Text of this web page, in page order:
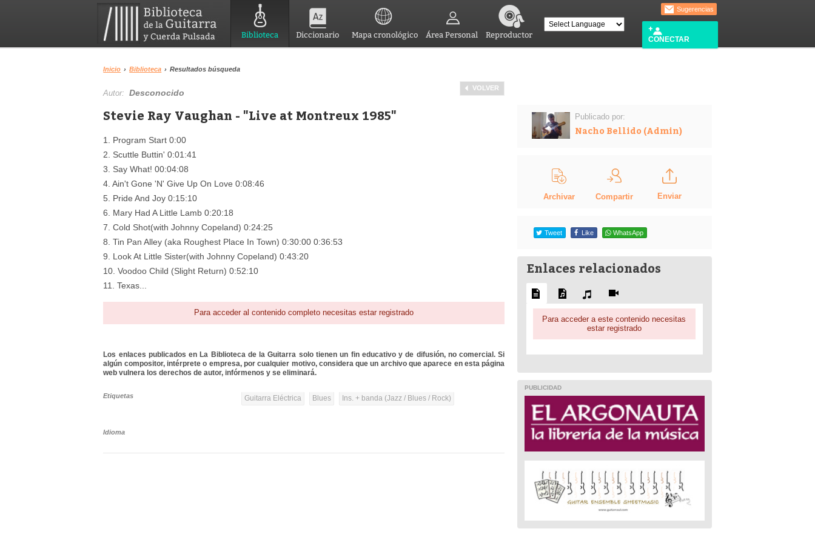
Biblioteca Diccionario Mapa cronológico Área Personal Reproductor
Sugerencias
CONECTAR
Inicio › Biblioteca › Resultados búsqueda
VOLVER
Autor:Desconocido
Stevie Ray Vaughan - "Live at Montreux 1985"
1. Program Start 0:00
2. Scuttle Buttin' 0:01:41
3. Say What! 00:04:08
4. Ain't Gone 'N' Give Up On Love 0:08:46
5. Pride And Joy 0:15:10
6. Mary Had A Little Lamb 0:20:18
7. Cold Shot(with Johnny Copeland) 0:24:25
8. Tin Pan Alley (aka Roughest Place In Town) 0:30:00 0:36:53
9. Look At Little Sister(with Johnny Copeland) 0:43:20
10. Voodoo Child (Slight Return) 0:52:10
11. Texas...
Para acceder al contenido completo necesitas estar registrado
Los enlaces publicados en La Biblioteca de la Guitarra solo tienen un fin educativo y de difusión, no comercial. Si
algún compositor, intérprete o empresa, por cualquier motivo, considera que un archivo que aparece en esta página
web vulnera los derechos de autor, infórmenos y se eliminará.
Etiquetas Guitarra Eléctrica Blues Ins. + banda (Jazz / Blues / Rock)
Idioma
Publicado por:
Nacho Bellido (Admin)
Archivar Compartir Enviar
Tweet Like WhatsApp
Enlaces relacionados
Para acceder a este contenido necesitas
estar registrado
PUBLICIDAD